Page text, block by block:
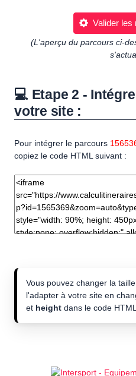
(L'aperçu du parcours ci-
💻 Etape 2 -
votre site :
Pour intégrer le parcours
copiez le code HTML suivant :
Vous pouvez changer la
l'adapter à votre site en
et height dans le code